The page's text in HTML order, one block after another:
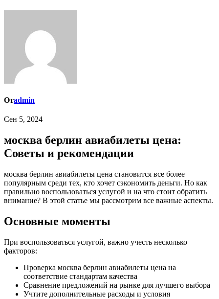
Отadmin
Сен 5, 2024
москва берлин авиабилеты цена:
Советы и рекомендации
москва берлин авиабилеты цена становится все более
популярным среди тех, кто хочет сэкономить деньги. Но как
правильно воспользоваться услугой и на что стоит обратить
внимание? В этой статье мы рассмотрим все важные аспекты.
Основные моменты
При воспользоваться услугой, важно учесть несколько
факторов:
Проверка москва берлин авиабилеты цена на
соответствие стандартам качества
Сравнение предложений на рынке для лучшего выбора
Учтите дополнительные расходы и условия